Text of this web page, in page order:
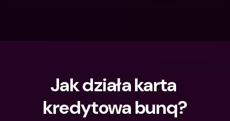
Jak działa karta
kredytowa bunq?